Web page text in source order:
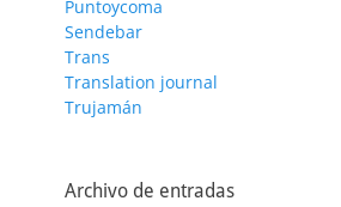
Puntoycoma
Sendebar
Trans
Translation journal
Trujamán
Archivo de entradas